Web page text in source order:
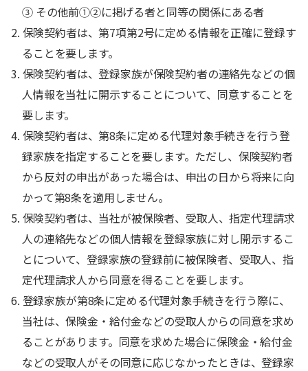
③ その他前①②に掲げる者と同等の関係にある者
2. 保険契約者は、第7項第2号に定める情報を正確に登録す
ることを要します。
3. 保険契約者は、登録家族が保険契約者の連絡先などの個
人情報を当社に開示することについて、同意することを
要します。
4. 保険契約者は、第8条に定める代理対象手続きを行う登
録家族を指定することを要します。ただし、保険契約者
から反対の申出があった場合は、申出の日から将来に向
かって第8条を適用しません。
5. 保険契約者は、当社が被保険者、受取人、指定代理請求
人の連絡先などの個人情報を登録家族に対し開示するこ
とについて、登録家族の登録前に被保険者、受取人、指
定代理請求人から同意を得ることを要します。
6. 登録家族が第8条に定める代理対象手続きを行う際に、
当社は、保険金・給付金などの受取人からの同意を求め
ることがあります。同意を求めた場合に保険金・給付金
などの受取人がその同意に応じなかったときは、登録家